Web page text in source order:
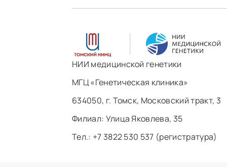
НИИ медицинской генетики
МГЦ «Генетическая клиника»
634050, г. Томск, Московский тракт, 3
Филиал: ​Улица Яковлева, 35
Тел.: +7 3822 530 537 (регистратура)